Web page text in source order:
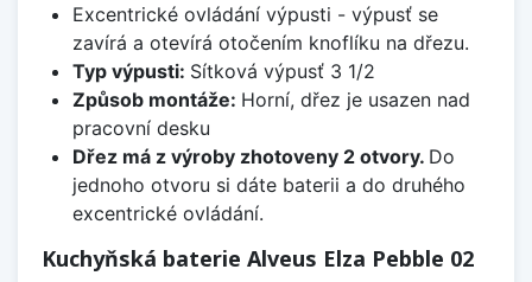
Excentrické ovládání výpusti - výpusť se
zavírá a otevírá otočením knoflíku na dřezu.
Typ výpusti: Sítková výpusť 3 1/2
Způsob montáže: Horní, dřez je usazen nad
pracovní desku
Dřez má z výroby zhotoveny 2 otvory. Do
jednoho otvoru si dáte baterii a do druhého
excentrické ovládání.
Kuchyňská baterie Alveus Elza Pebble 02